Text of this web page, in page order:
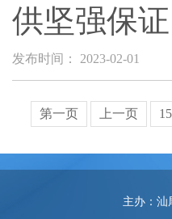
供坚强保
发布时间： 2023-02-01
第一页 上一页 15
主办：汕